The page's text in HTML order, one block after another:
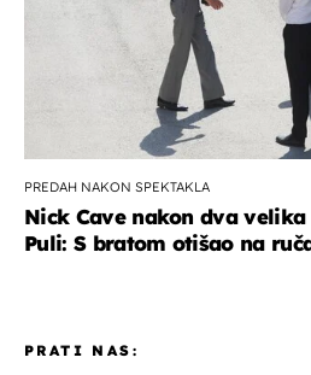
PREDAH NAKON SPEKTAKLA
Nick Cave nakon dva
Puli: S bratom otišao na
PRATI NAS: